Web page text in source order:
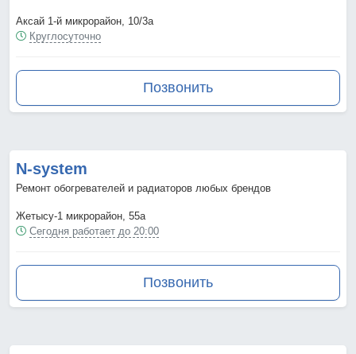
Аксай 1-й микрорайон, 10/3а
Круглосуточно
Позвонить
N-system
Ремонт обогревателей и радиаторов любых брендов
Жетысу-1 микрорайон, 55а
Сегодня работает до 20:00
Позвонить